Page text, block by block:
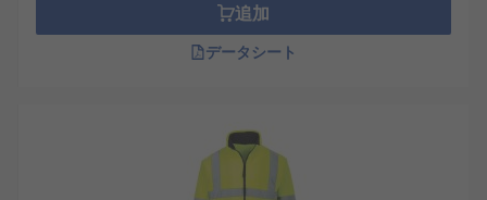
追加
データシート